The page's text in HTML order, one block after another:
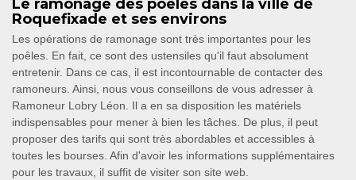
Le ramonage des poêles dans la ville de
Roquefixade et ses environs
Les opérations de ramonage sont très importantes pour les
poêles. En fait, ce sont des ustensiles qu'il faut absolument
entretenir. Dans ce cas, il est incontournable de contacter des
ramoneurs. Ainsi, nous vous conseillons de vous adresser à
Ramoneur Lobry Léon. Il a en sa disposition les matériels
indispensables pour mener à bien les tâches. De plus, il peut
proposer des tarifs qui sont très abordables et accessibles à
toutes les bourses. Afin d'avoir les informations supplémentaires
pour les travaux, il suffit de visiter son site web.